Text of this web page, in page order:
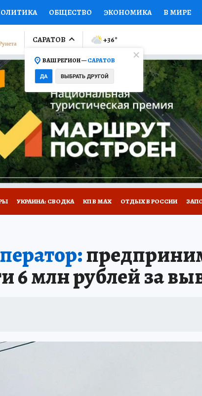
ОБЩЕСТВО ЭКОНОМИКА В МИРЕ
КОЛУМНИСТЫ ПРОИСШЕСТВИЯ
ОТКРЫВАЕМ МИР Я ЗНАЮ СЕМЬЯ
ПРОМОКОДЫ СЕРИАЛЫ СПЕЦПРОЕКТЫ
КОЛЛЕКЦИИ КОНКУРСЫ РАБОТА У
НА САЙТЕ
САРАТОВ
ВАШ РЕГИОН —САРАТОВ
ДА ВЫБРАТЬ ДРУГОЙ
+36°
УКРАИНА: СВОДКА КП В МАХ ОТДЫХ В РОССИИ
6 млн рублей за